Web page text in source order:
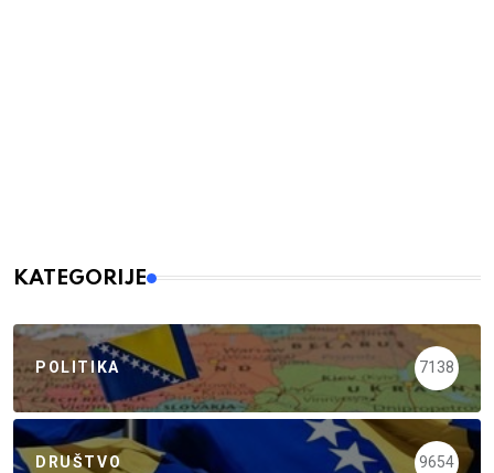
KATEGORIJE
POLITIKA 7138
DRUŠTVO 9654